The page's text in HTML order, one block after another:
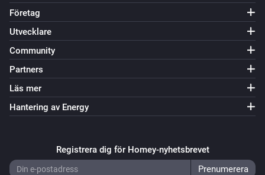
Företag
Utvecklare
Community
Partners
Läs mer
Hantering av Energy
Registrera dig för Homey-nyhetsbrevet